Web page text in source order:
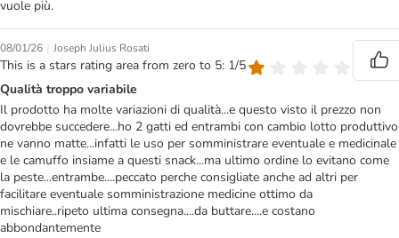
vuole più.
08/01/26 | Joseph Julius Rosati
This is a stars rating area from zero to 5: 1/5
Qualità troppo variabile
Il prodotto ha molte variazioni di qualità...e questo visto il prezzo non
dovrebbe succedere...ho 2 gatti ed entrambi con cambio lotto produttivo
ne vanno matte...infatti le uso per somministrare eventuale e medicinale
e le camuffo insiame a questi snack...ma ultimo ordine lo evitano come
la peste...entrambe....peccato perche consigliate anche ad altri per
facilitare eventuale somministrazione medicine ottimo da
mischiare..ripeto ultima consegna....da buttare....e costano
abbondantemente